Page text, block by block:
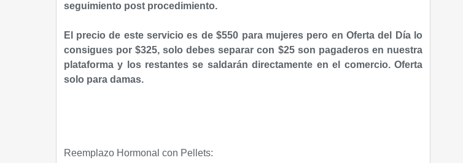
seguimiento post procedimiento.
El precio de este servicio es de $550 para mujeres pero en Oferta del Día lo
consigues por $325, solo debes separar con $25 son pagaderos en nuestra
plataforma y los restantes se saldarán directamente en el comercio. Oferta
solo para damas.
Reemplazo Hormonal con Pellets: